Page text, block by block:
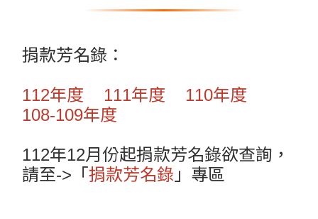
捐款芳名錄：
112年度 111年度
110年度
108-109年度
112年12月份起捐款芳名錄欲查詢，
請至->「 捐款芳名錄 」專區